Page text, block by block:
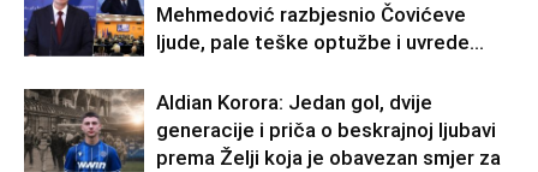
Mehmedović razbjesnio Čovićeve
ljude, pale teške optužbe i uvrede…
Aldian Korora: Jedan gol, dvije
generacije i priča o beskrajnoj ljubavi
prema Želji koja je obavezan smjer za